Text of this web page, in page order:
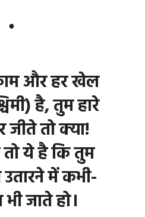
●
और हर खेल
है, तुम हारे
जीते तो क्या!
ये है कि तुम
में कभी-
जाते हो।